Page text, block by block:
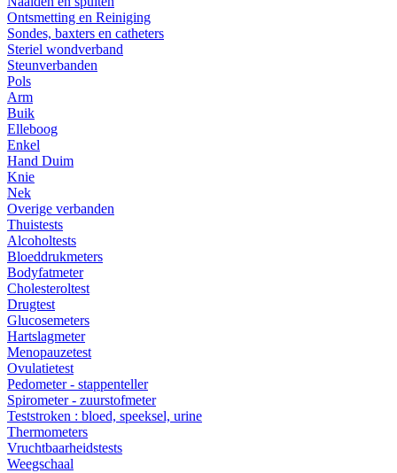
Ontsmetting en Reiniging
Sondes, baxters en catheters
Steriel wondverband
Steunverbanden
Pols
Arm
Buik
Elleboog
Enkel
Hand Duim
Knie
Nek
Overige verbanden
Thuistests
Alcoholtests
Bloeddrukmeters
Bodyfatmeter
Cholesteroltest
Drugtest
Glucosemeters
Hartslagmeter
Menopauzetest
Ovulatietest
Pedometer - stappenteller
Spirometer - zuurstofmeter
Teststroken : bloed, speeksel, urine
Thermometers
Vruchtbaarheidstests
Weegschaal